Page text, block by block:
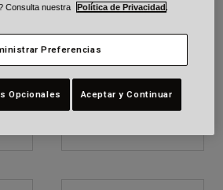
Garantía
Consulta nuestra
Política de Privacidad
Preferencias
Opcionales Aceptar y Continuar